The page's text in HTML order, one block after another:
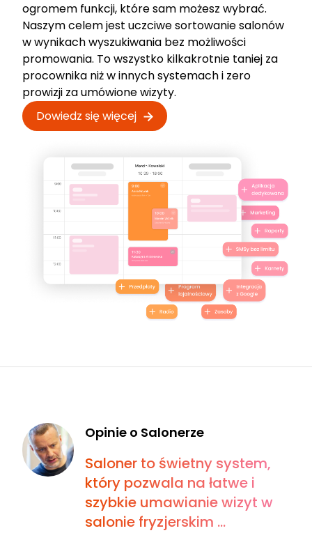
ogromem funkcji, które sam możesz wybrać.
Naszym celem jest uczciwe sortowanie salonów
w wynikach wyszukiwania bez możliwości
promowania. To wszystko kilkakrotnie taniej za
procownika niż w innych systemach i zero
prowizji za umówione wizyty.
Dowiedz się więcej
Opinie o Salonerze
Saloner to świetny system,
który pozwala na łatwe i
szybkie umawianie wizyt w
salonie fryzjerskim ...